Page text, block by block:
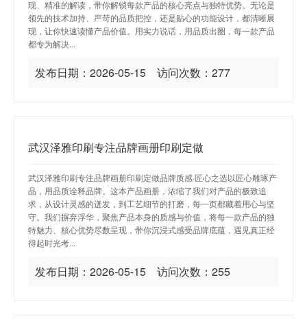
现、精准的解读，带你解锁每款产品的核心亮点与独特优势。无论是
领先的技术加持、严苛的品质把控，还是贴心的功能设计，都清晰展
现，让你快速读懂产品价值。用实力说话，用品质出圈，每一款产品
都专为解决...
发布日期：2026-05-15 访问次数：277
武汉泽雅印刷专注品牌画册印刷定做
武汉泽雅印刷专注品牌画册印刷定做品牌质感·匠心之选以匠心雕琢产
品，用品质诠释品牌。这本产品画册，浓缩了我们对产品的极致追
求，从设计灵感的迸发，到工艺细节的打磨，每一页都藏着用心与坚
守。我们摒弃浮华，聚焦产品本身的质感与价值，将每一款产品的独
特魅力、核心优势尽数呈现，带你沉浸式感受品牌底蕴，遇见真正经
得起时光考...
发布日期：2026-05-15 访问次数：255